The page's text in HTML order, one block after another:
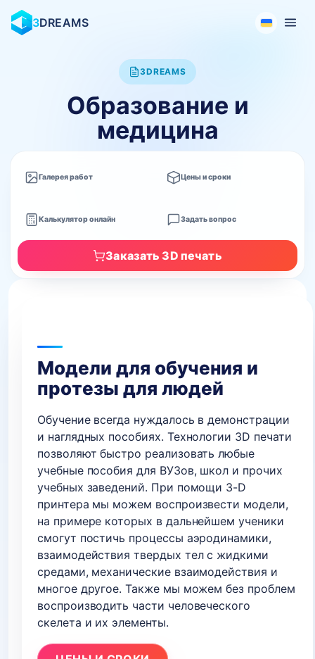
3DREAMS
3DREAMS
Образование и
медицина
Галерея работ Цены и сроки
Калькулятор онлайн Задать вопрос
Заказать 3D печать
Модели для обучения и
протезы для людей
Обучение всегда нуждалось в демонстрации
и наглядных пособиях. Технологии 3D печати
позволяют быстро реализовать любые
учебные пособия для ВУЗов, школ и прочих
учебных заведений. При помощи 3-D
принтера мы можем воспроизвести модели,
на примере которых в дальнейшем ученики
смогут постичь процессы аэродинамики,
взаимодействия твердых тел с жидкими
средами, механические взаимодействия и
многое другое. Также мы можем без проблем
воспроизводить части человеческого
скелета и их элементы.